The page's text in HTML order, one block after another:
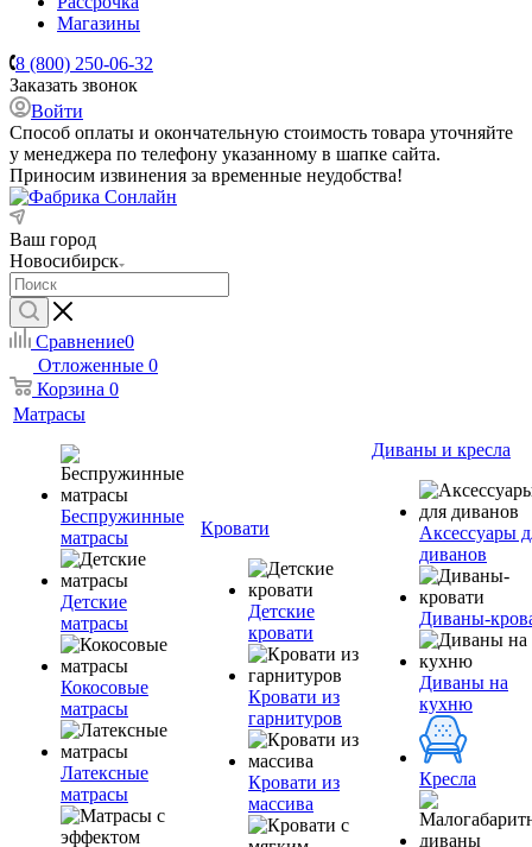
Магазины
8 (800) 250-06-32
Заказать звонок
Войти
Способ оплаты и окончательную стоимость товара уточняйте
у менеджера по телефону указанному в шапке сайта.
Приносим извинения за временные неудобства!
Ваш город
Новосибирск
Сравнение0
Отложенные 0
Корзина 0
Матрасы
Беспружинные
матрасы
Детские
матрасы
Кокосовые
матрасы
Латексные
матрасы
Кровати
Детские
кровати
Кровати из
гарнитуров
Кровати из
массива
Диваны и кресла
Аксессуары
диванов
Диваны-
Диваны на
кухню
Кресла